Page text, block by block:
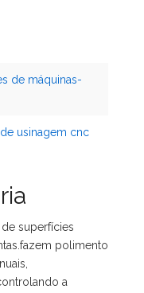
de máquinas-
usinagem cnc
superfícies
polimento
a